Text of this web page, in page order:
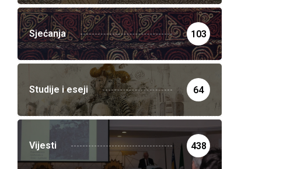
Sjećanja 103
Studije i eseji 64
Vijesti 438